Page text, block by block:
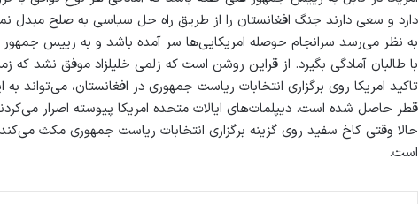
دارد و سعی دارند جنگ افغانستان را از طریق راه حل سیاسی به صلح مبدل
به نظر می‌رسد سرانجام حوصله امریکایی‌ها سر آمده باشد و به رییس
با طالبان آمادگی بگیرد. از قراین روشن است که زلمی خلیلزاد موفق نشد که
تاکید امریکا روی برگزاری انتخابات ریاست جمهوری در افغانستان، می‌تواند
قطر حاصل شده است. دیپلمات‌های ایالات متحده امریکا پیوسته اصرار
حالا وقتی کاخ سفید روی گزینه برگزاری انتخابات ریاست جمهوری مکث
است.